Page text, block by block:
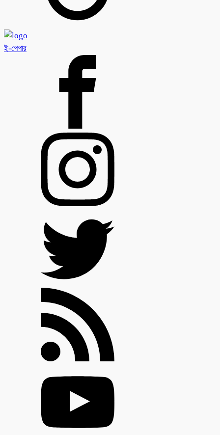
ই-পেপার